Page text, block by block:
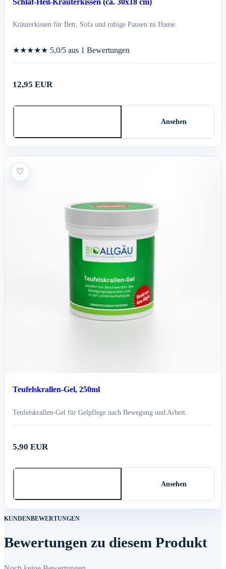
Kräuterkissen für Bett, Sofa und ruhige Pausen zu Hause.
★★★★★ 5,0/5 aus 1 Bewertungen
12,95 EUR
Ansehen
♡
Teufelskrallen-Gel, 250ml
Teufelskrallen-Gel für Gelpflege nach Bewegung und Arbeit.
5,90 EUR
Ansehen
KUNDENBEWERTUNGEN
Bewertungen zu diesem Produkt